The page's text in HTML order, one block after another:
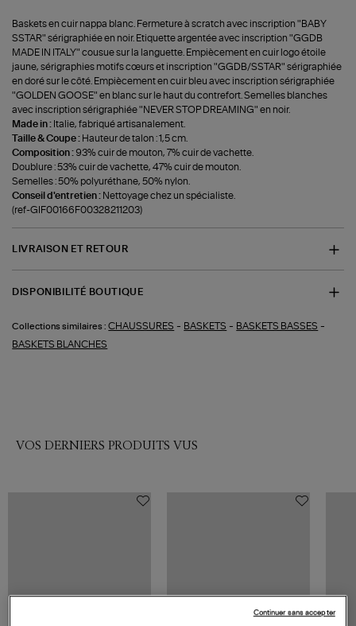
Baskets en cuir nappa blanc. Fermeture à scratch avec inscription "BABY
SSTAR" sérigraphiée en noir. Etiquette argentée avec inscription "GGDB
MADE IN ITALY" cousue sur la languette. Empiècement en cuir logo étoile
jaune, sérigraphies motifs cœurs et inscription "GGDB/SSTAR" sérigraphiée
en doré sur le côté. Empiècement en cuir bleu avec inscription sérigraphiée
"GOLDEN GOOSE" en blanc sur le haut du contrefort. Semelles blanches
avec inscription sérigraphiée "NEVER STOP DREAMING" en noir.
Made in : Italie, fabriqué artisanalement.
Taille & Coupe : Hauteur de talon : 1,5 cm.
Composition : 93% cuir de mouton, 7% cuir de vachette.
Doublure : 53% cuir de vachette, 47% cuir de mouton.
Semelles : 50% polyuréthane, 50% nylon.
Conseil d'entretien : Nettoyage chez un spécialiste.
(ref-GIF00166F00328211203)
LIVRAISON ET RETOUR
DISPONIBILITÉ BOUTIQUE
Collections similaires : CHAUSSURES - BASKETS - BASKETS BASSES -
BASKETS BLANCHES
VOS DERNIERS PRODUITS VUS
Continuer sans accepter